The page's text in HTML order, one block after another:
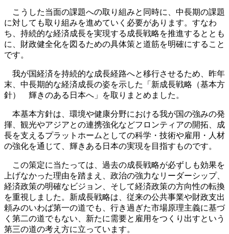
こうした当面の課題への取り組みと同時に、中長期の課題
に対しても取り組みを進めていく必要があります。すなわ
ち、持続的な経済成長を実現する成長戦略を推進するととも
に、財政健全化を図るための具体策と道筋を明確にすること
です。
我が国経済を持続的な成長経路へと移行させるため、昨年
末、中長期的な経済成長の姿を示した「新成長戦略（基本方
針） 輝きのある日本へ」を取りまとめました。
本基本方針は、環境や健康分野における我が国の強みの発
揮、観光やアジアとの連携強化などフロンティアの開拓、成
長を支えるプラットホームとしての科学・技術や雇用・人材
の強化を通じて、輝きある日本の実現を目指すものです。
この策定に当たっては、過去の成長戦略が必ずしも効果を
上げなかった理由を踏まえ、政治の強力なリーダーシップ、
経済政策の明確なビジョン、そして経済政策の方向性の転換
を重視しました。新成長戦略は、従来の公共事業や財政支出
頼みのいわば第一の道でも、行き過ぎた市場原理主義に基づ
く第二の道でもない、新たに需要と雇用をつくり出すという
第三の道の考え方に立っています。